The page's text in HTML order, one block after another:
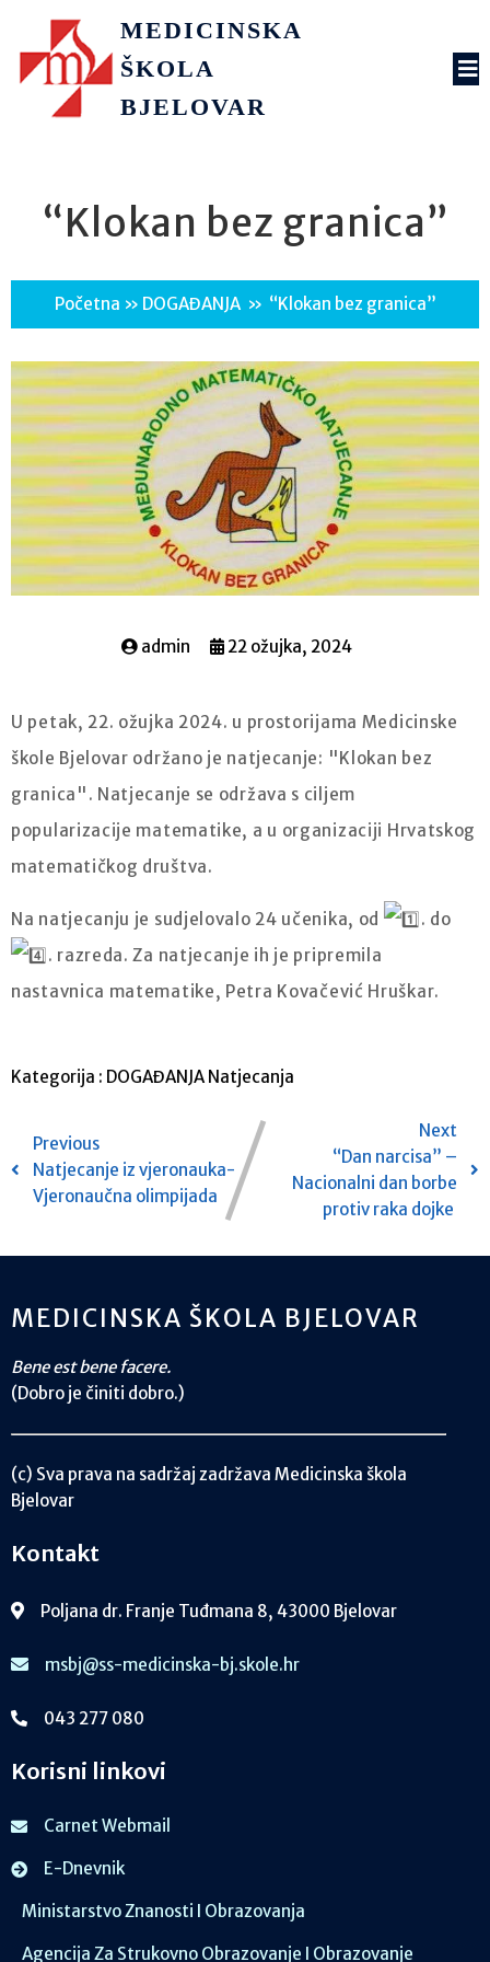
MEDICINSKA
ŠKOLA
BJELOVAR
“Klokan bez granica”
Početna » DOGAĐANJA » “Klokan bez granica”
admin 22 ožujka, 2024
U petak, 22. ožujka 2024. u prostorijama Medicinske
škole Bjelovar održano je natjecanje: "Klokan bez
granica". Natjecanje se održava s ciljem
popularizacije matematike, a u organizaciji Hrvatskog
matematičkog društva.
Na natjecanju je sudjelovalo 24 učenika, od
. do
. razreda. Za natjecanje ih je pripremila
nastavnica matematike, Petra Kovačević Hruškar.
Kategorija : DOGAĐANJA Natjecanja
Previous
Natjecanje iz vjeronauka-
Vjeronaučna olimpijada
Next
“Dan narcisa” –
Nacionalni dan borbe
protiv raka dojke
MEDICINSKA ŠKOLA BJELOVAR
Bene est bene facere.
(Dobro je činiti dobro.)
(c) Sva prava na sadržaj zadržava Medicinska škola
Bjelovar
Kontakt
Poljana dr. Franje Tuđmana 8, 43000 Bjelovar
msbj@ss-medicinska-bj.skole.hr
043 277 080
Korisni linkovi
Carnet Webmail
E-Dnevnik
Ministarstvo Znanosti I Obrazovanja
Agencija Za Strukovno Obrazovanje I Obrazovanje